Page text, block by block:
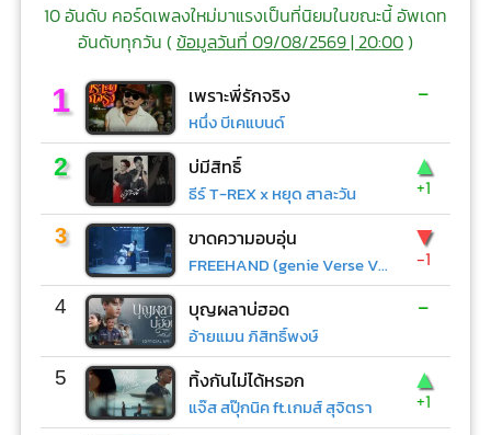
10 อันดับ คอร์ดเพลงใหม่มาแรงเป็นที่นิยมในขณะนี้ อัพเดท
อันดับทุกวัน (ข้อมูลวันที่ 09/08/2569 | 20:00)
1 เพราะพี่รักจริง
หนึ่ง บีเคแบนด์
-
2 บ่มีสิทธิ์
ธีร์ T-REX x หยุด สาละวัน
▲
+1
3 ขาดความอบอุ่น
FREEHAND (genie Verse Vol.1)
▼
-1
4 บุญผลาบ่ฮอด
อ้ายแมน ภิสิทธิ์พงษ์
-
5 ทิ้งกันไม่ได้หรอก
แจ๊ส สปุ๊กนิค ft.เกมส์ สุจิตรา
▲
+1